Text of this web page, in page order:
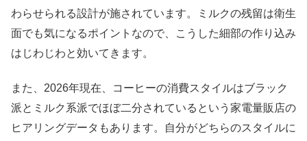
わらせられる設計が施されています。ミルクの残留は衛生
面でも気になるポイントなので、こうした細部の作り込み
はじわじわと効いてきます。
また、2026年現在、コーヒーの消費スタイルはブラック
派とミルク系派でほぼ二分されているという家電量販店の
ヒアリングデータもあります。自分がどちらのスタイルに